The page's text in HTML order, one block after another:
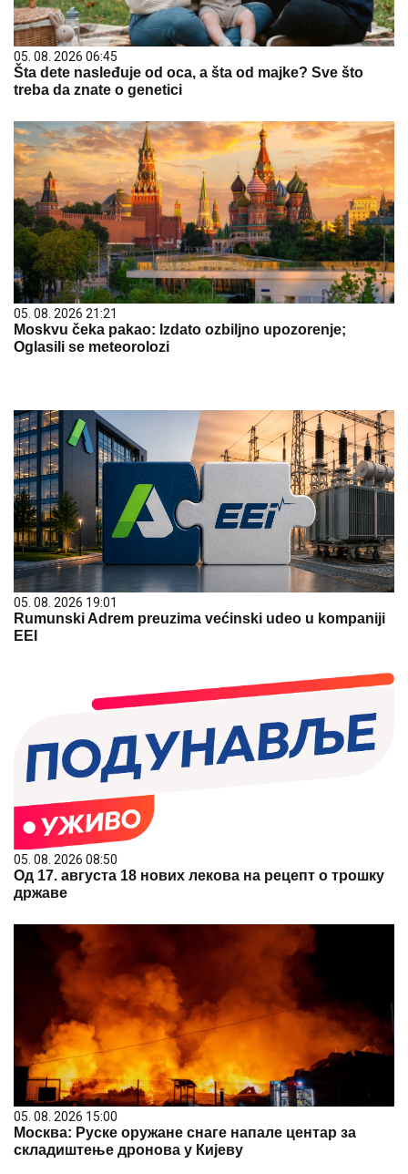
05. 08. 2026 06:45
Šta dete nasleđuje od oca, a šta od majke? Sve što
treba da znate o genetici
05. 08. 2026 21:21
Moskvu čeka pakao: Izdato ozbiljno upozorenje;
Oglasili se meteorolozi
05. 08. 2026 19:01
Rumunski Adrem preuzima većinski udeo u kompaniji
EEI
05. 08. 2026 08:50
Од 17. августа 18 нових лекова на рецепт о трошку
државе
05. 08. 2026 15:00
Москва: Руске оружане снаге напале центар за
складиштење дронова у Кијеву